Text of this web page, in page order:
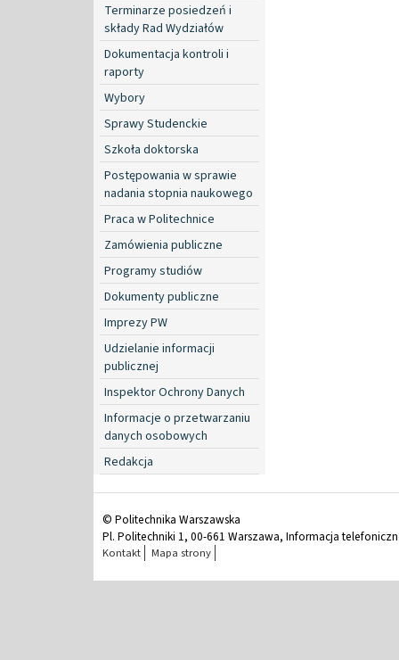
Terminarze posiedzeń i
składy Rad Wydziałów
Dokumentacja kontroli i
raporty
Wybory
Sprawy Studenckie
Szkoła doktorska
Postępowania w sprawie
nadania stopnia naukowego
Praca w Politechnice
Zamówienia publiczne
Programy studiów
Dokumenty publiczne
Imprezy PW
Udzielanie informacji
publicznej
Inspektor Ochrony Danych
Informacje o przetwarzaniu
danych osobowych
Redakcja
© Politechnika Warszawska
Pl. Politechniki 1, 00-661 Warszawa, Informacja
Kontakt Mapa strony